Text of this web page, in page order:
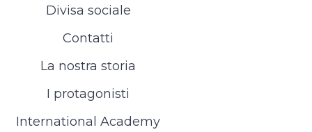
Divisa sociale
Contatti
La nostra storia
I protagonisti
International Academy